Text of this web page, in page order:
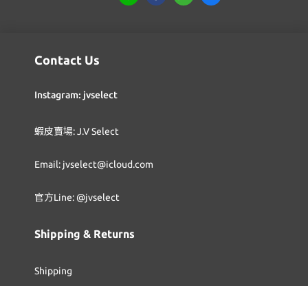
Contact Us
Instagram: jvselect
蝦皮賣場: J.V Select
Email: jvselect@icloud.com
官方Line: @jvselect
Shipping & Returns
Shipping